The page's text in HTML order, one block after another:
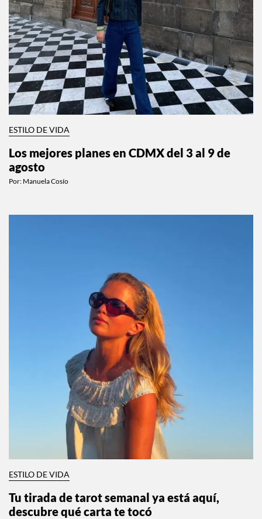
ESTILO DE VIDA
Los mejores planes en CDMX del 3 al 9 de
agosto
Por: Manuela Cosío
ESTILO DE VIDA
Tu tirada de tarot semanal ya está aquí,
descubre qué carta te tocó